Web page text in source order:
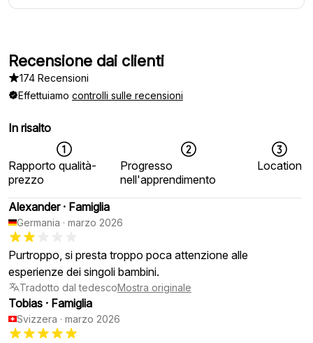
Recensione dai clienti
174 Recensioni
Effettuiamo controlli sulle recensioni
In risalto
Rapporto qualità-
prezzo
Progresso
nell'apprendimento
Location
Alexander · Famiglia
Germania · marzo 2026
Purtroppo, si presta troppo poca attenzione alle
esperienze dei singoli bambini.
Tradotto dal tedescoMostra originale
Tobias · Famiglia
Svizzera · marzo 2026